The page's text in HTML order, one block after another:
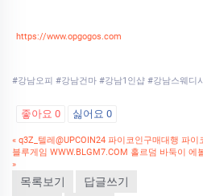
https://www.opgogos.com
#강남오피 #강남건마 #강남1인샵 #강남스웨디
좋아요 0 싫어요 0
« q3Z_텔레@UPCOIN24 파이코인구매대행 파이
블루게임 WWW.BLGM7.COM 홀르덤 바둑이
»
목록보기
답글쓰기